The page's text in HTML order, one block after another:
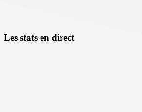
Les stats en direct